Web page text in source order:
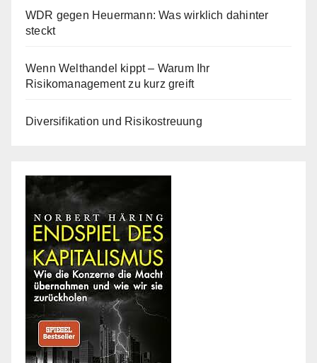
WDR gegen Heuermann: Was wirklich dahinter
steckt
Wenn Welthandel kippt – Warum Ihr
Risikomanagement zu kurz greift
Diversifikation und Risikostreuung